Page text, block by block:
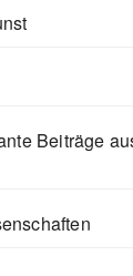
Beiträge